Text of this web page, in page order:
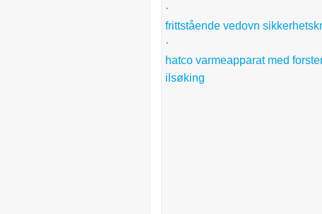
·
frittstående vedovn
·
hatco varmeapparat med
ilsøking